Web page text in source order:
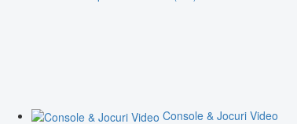
Console & Jocuri Video